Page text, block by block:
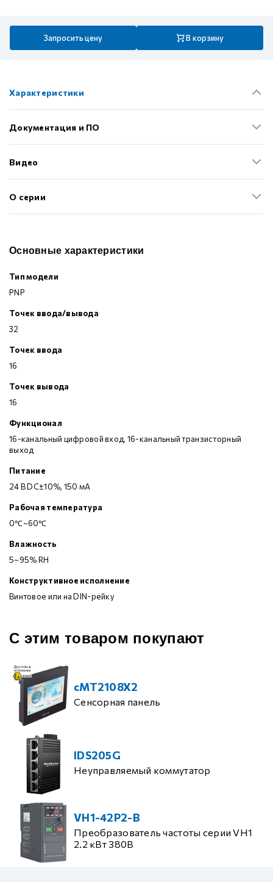
Запросить цену В корзину
Характеристики
Документация и ПО
Видео
О серии
Основные характеристики
Тип модели
PNP
Точек ввода/вывода
32
Точек ввода
16
Точек вывода
16
Функционал
16-канальный цифровой вход, 16-канальный транзисторный
выход
Питание
24 В DC±10%, 150 мА
Рабочая температура
0℃~60℃
Влажность
5~95% RH
Конструктивное исполнение
Винтовое или на DIN-рейку
С этим товаром покупают
cMT2108X2
Сенсорная панель
IDS205G
Неуправляемый коммутатор
VH1-42P2-B
Преобразователь частоты серии VH1
2.2 кВт 380В